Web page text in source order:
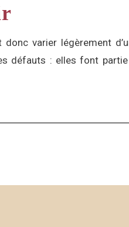
varier légèrement
défauts : elles font